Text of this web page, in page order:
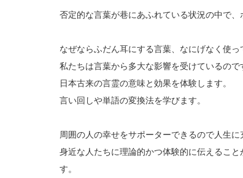
否定的な言葉が巷にあふれている状況の中で
なぜならふだん耳にする言葉、なにげなく使っ
私たちは言葉から多大な影響を受けているので
日本古来の言霊の意味と効果を体験します。
言い回しや単語の変換法を学びます。
周囲の人の幸せをサポーターできるので人生に
身近な人たちに理論的かつ体験的に伝えるこ
す。